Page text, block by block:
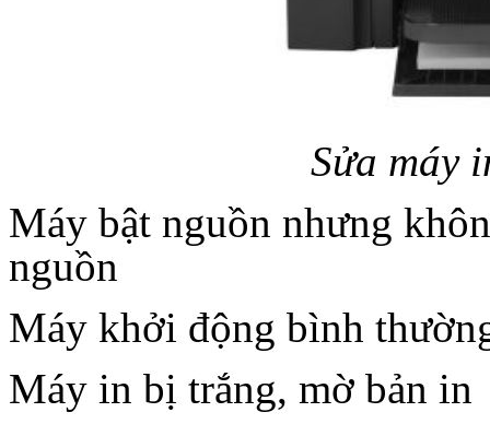
Sửa máy
Máy bật nguồn nhưng
nguồn
Máy khởi động bình
Máy in bị trắng, mờ bản in